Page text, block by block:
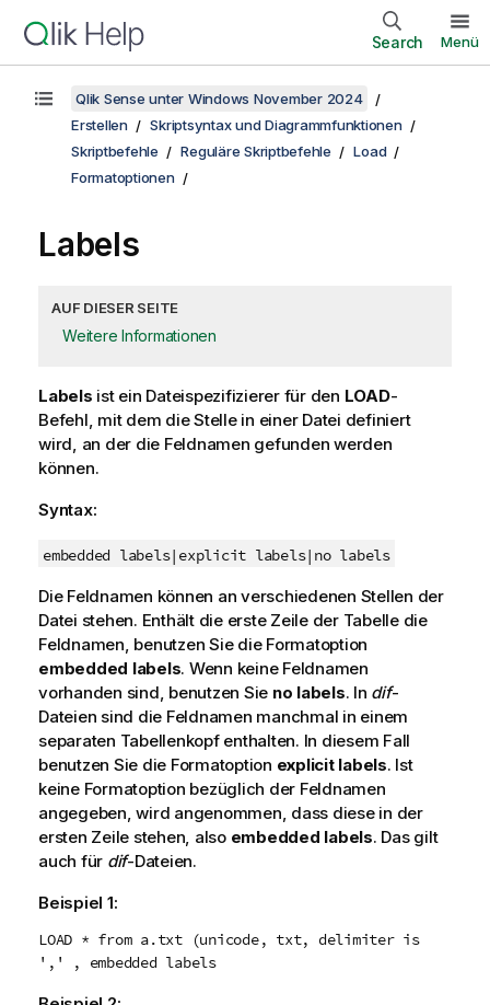
Search Menü
Qlik Sense unter Windows November 2024
Erstellen
Skriptsyntax und Diagrammfunktionen
Skriptbefehle
Reguläre Skriptbefehle
Load
Formatoptionen
Labels
AUF DIESER SEITE
Weitere Informationen
Labels ist ein Dateispezifizierer für den LOAD-
Befehl, mit dem die Stelle in einer Datei definiert
wird, an der die Feldnamen gefunden werden
können.
Syntax:
embedded labels| explicit labels| no labels
Die Feldnamen können an verschiedenen Stellen der
Datei stehen. Enthält die erste Zeile der Tabelle die
Feldnamen, benutzen Sie die Formatoption
embedded labels. Wenn keine Feldnamen
vorhanden sind, benutzen Sie no labels. In dif-
Dateien sind die Feldnamen manchmal in einem
separaten Tabellenkopf enthalten. In diesem Fall
benutzen Sie die Formatoption explicit labels. Ist
keine Formatoption bezüglich der Feldnamen
angegeben, wird angenommen, dass diese in der
ersten Zeile stehen, also embedded labels. Das gilt
auch für dif-Dateien.
Beispiel 1:
LOAD * from a.txt (unicode, txt, delimiter is
',' , embedded labels